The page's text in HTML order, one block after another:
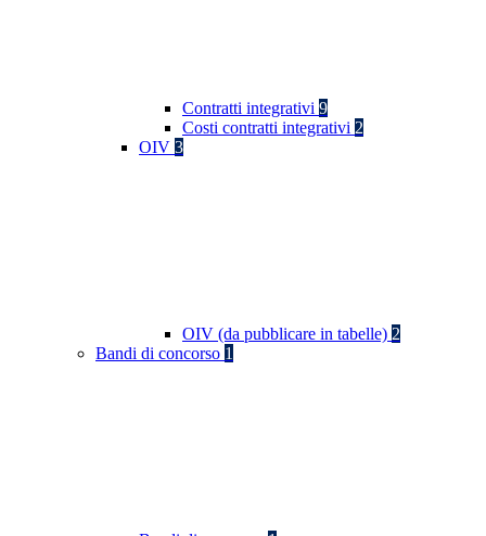
Contratti integrativi 9
Costi contratti integrativi 2
OIV 3
OIV (da pubblicare in tabelle) 2
Bandi di concorso 1